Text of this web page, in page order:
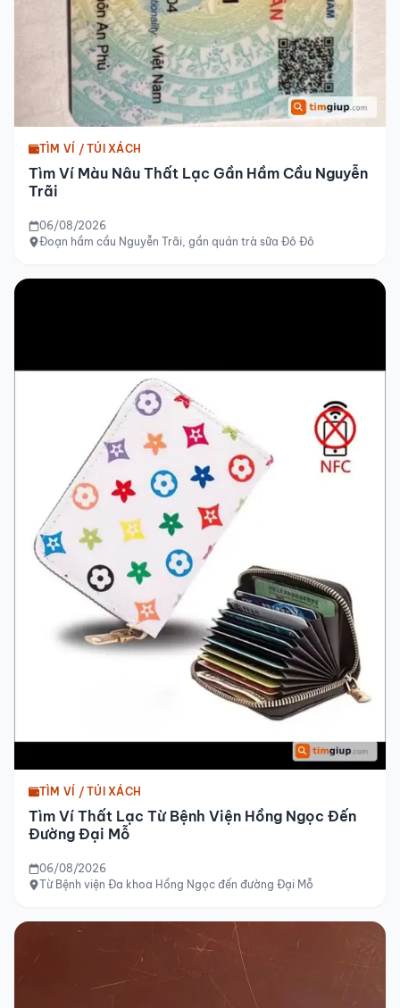
TÌM VÍ / TÚI XÁCH
Tìm Ví Màu Nâu Thất Lạc Gần Hầm Cầu Nguyễn
Trãi
06/08/2026
Đoạn hầm cầu Nguyễn Trãi, gần quán trà sữa Đô Đô
TÌM VÍ / TÚI XÁCH
Tìm Ví Thất Lạc Từ Bệnh Viện Hồng Ngọc Đến
Đường Đại Mỗ
06/08/2026
Từ Bệnh viện Đa khoa Hồng Ngọc đến đường Đại Mỗ